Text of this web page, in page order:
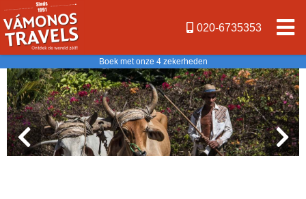
020-6735353
Boek met onze 4 zekerheden